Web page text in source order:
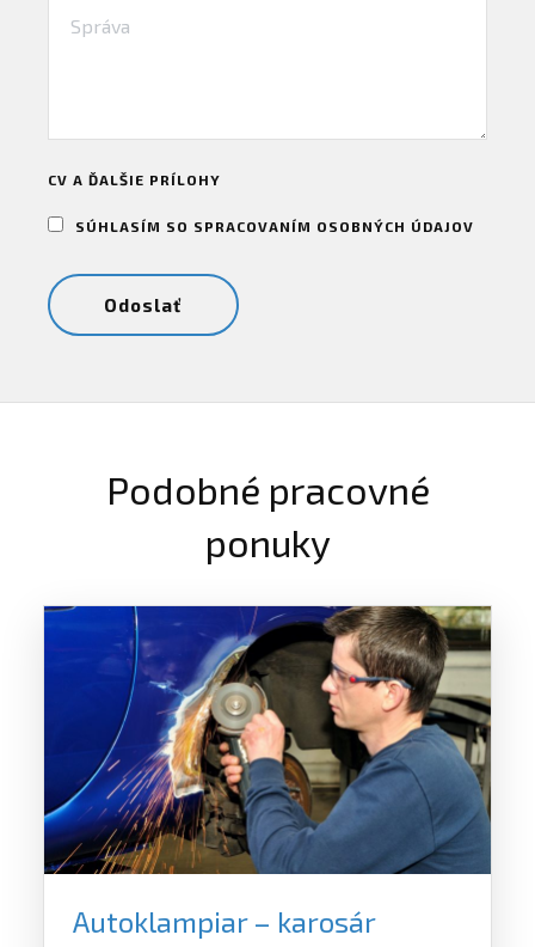
CV A ĎALŠIE PRÍLOHY
SÚHLASÍM SO SPRACOVANÍM OSOBNÝCH ÚDAJOV
Podobné pracovné
ponuky
Autoklampiar – karosár